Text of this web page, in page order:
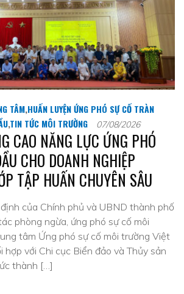
TÂM,HUẤN LUYỆN ỨNG PHÓ SỰ CỐ TRÀN
,TIN TỨC MÔI TRƯỜNG 07/08/2026
CAO NĂNG LỰC ỨNG PHÓ
CHO DOANH NGHIỆP
TẬP HUẤN CHUYÊN SÂU
của Chính phủ và UBND thành phố
phòng ngừa, ứng phó sự cố môi
tâm Ứng phó sự cố môi trường Việt
hợp với Chi cục Biển đảo và Thủy sản
thành […]